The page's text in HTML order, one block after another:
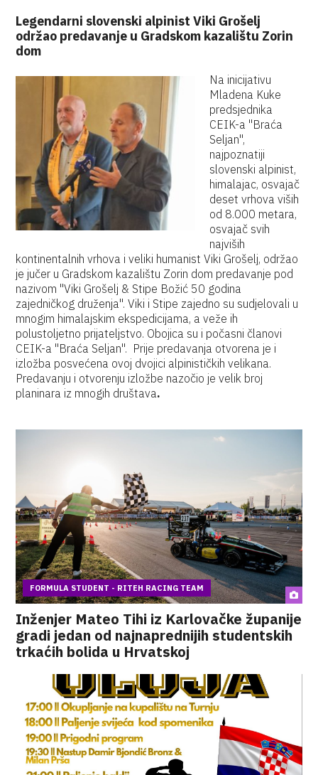
Legendarni slovenski alpinist Viki Grošelj
održao predavanje u Gradskom kazalištu Zorin
dom
Na inicijativu
Mladena Kuke
predsjednika
CEIK-a "Braća
Seljan",
najpoznatiji
slovenski alpinist,
himalajac, osvajač
deset vrhova viših
od 8.000 metara,
osvajač svih
najviših
kontinentalnih vrhova i veliki humanist Viki Grošelj, održao
je jučer u Gradskom kazalištu Zorin dom predavanje pod
nazivom "Viki Grošelj & Stipe Božić 50 godina
zajedničkog druženja". Viki i Stipe zajedno su sudjelovali u
mnogim himalajskim ekspedicijama, a veže ih
polustoljetno prijateljstvo. Obojica su i počasni članovi
CEIK-a "Braća Seljan". Prije predavanja otvorena je i
izložba posvećena ovoj dvojici alpinističkih velikana.
Predavanju i otvorenju izložbe nazočio je velik broj
planinara iz mnogih društava.
FORMULA STUDENT - RITEH RACING TEAM
Inženjer Mateo Tihi iz Karlovačke županije
gradi jedan od najnaprednijih studentskih
trkaćih bolida u Hrvatskoj